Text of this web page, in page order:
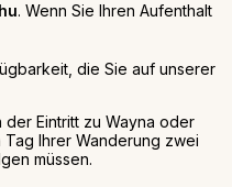
. Wenn Sie Ihren Aufenthalt
die Sie auf unserer
Eintritt zu Wayna oder
Ihrer Wanderung zwei
müssen.